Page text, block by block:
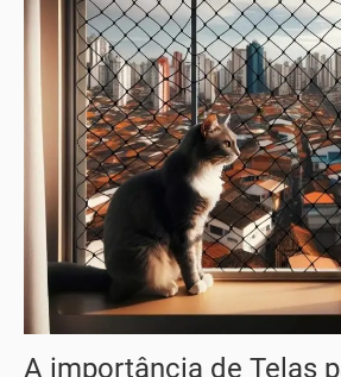
A importância de Telas